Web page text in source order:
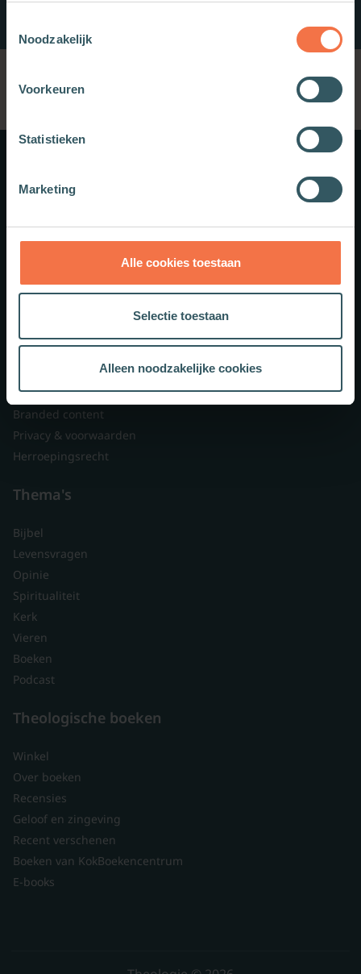
Noodzakelijk
Voorkeuren
Statistieken
Marketing
Alle cookies toestaan
Selectie toestaan
Alleen noodzakelijke cookies
Nieuwsbrieven
Veelgestelde vragen
Contact
Branded content
Privacy & voorwaarden
Herroepingsrecht
Thema's
Bijbel
Levensvragen
Opinie
Spiritualiteit
Kerk
Vieren
Boeken
Podcast
Theologische boeken
Winkel
Over boeken
Recensies
Geloof en zingeving
Recent verschenen
Boeken van KokBoekencentrum
E-books